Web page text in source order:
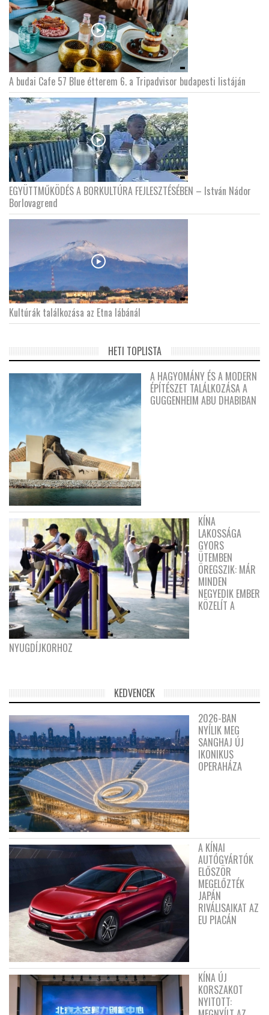
A budai Cafe 57 Blue étterem 6. a Tripadvisor budapesti listáján
EGYÜTTMŰKÖDÉS A BORKULTÚRA FEJLESZTÉSÉBEN – István Nádor
Borlovagrend
Kultúrák találkozása az Etna lábánál
HETI TOPLISTA
A HAGYOMÁNY ÉS A MODERN
ÉPÍTÉSZET TALÁLKOZÁSA A
GUGGENHEIM ABU DHABIBAN
KÍNA
LAKOSSÁGA
GYORS
ÜTEMBEN
ÖREGSZIK: MÁR
MINDEN
NEGYEDIK EMBER
KÖZELÍT A
NYUGDÍJKORHOZ
KEDVENCEK
2026-BAN
NYÍLIK MEG
SANGHAJ ÚJ
IKONIKUS
OPERAHÁZA
A KÍNAI
AUTÓGYÁRTÓK
ELŐSZÖR
MEGELŐZTÉK
JAPÁN
RIVÁLISAIKAT AZ
EU PIACÁN
KÍNA ÚJ
KORSZAKOT
NYITOTT: